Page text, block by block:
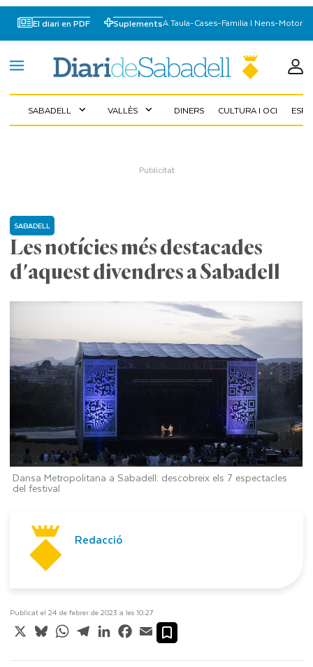
El diari en PDF SuplementsA Taula-Cases-Familia I Nens-Motor
SABADELL expand_more VALLÈS expand_more DINERS CULTURA I OCI
Les notícies més destacades
d'aquest divendres a Sabadell
SABADELL
Dansa Metropolitana a Sabadell: descobreix els 7 espectacles
del festival
Redacció
Publicat el 24 de febrer de 2023 a les 10:27
X BlueskyWhatsApp
TelegramLinkedInFacebook
Email